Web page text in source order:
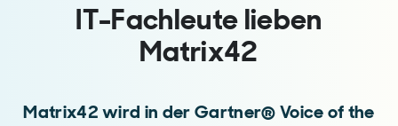
IT-Fachleute lieben
Matrix42
Matrix42 wird in der Gartner® Voice of the